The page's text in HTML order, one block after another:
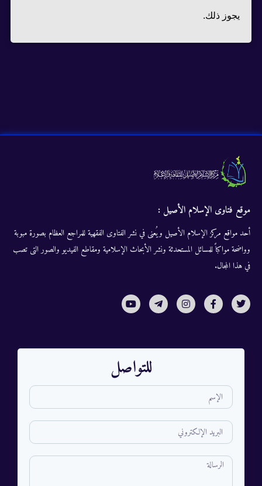
يجوز ذلك.
موقع فتاوى الإسلام الأصيل :
أحد مواقع مركز الإسلام الأصيل ويُعنى في نشر الفتاوى الفقهية للمراجع العظام بصورة مبوبة
وواضحة مواكباً للمسائل المستحدثة ونشر الأبحاث الإسلامية ومقاطع الفيديو والصور التى تصب
في هذا المجال.
للتواصل